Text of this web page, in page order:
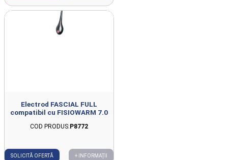
Electrod FASCIAL FULL
compatibil cu FISIOWARM 7.0
COD PRODUS: P8772
SOLICITĂ OFERTĂ + INFORMAȚII